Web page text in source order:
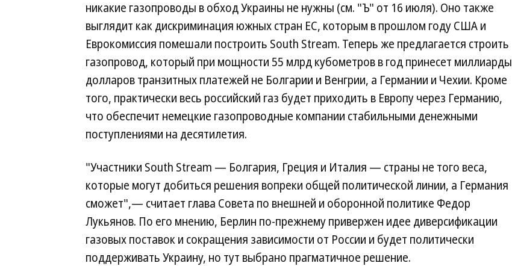
никакие газопроводы в обход Украины не нужны (см. "Ъ" от 16 июля). Оно также
выглядит как дискриминация южных стран ЕС, которым в прошлом году США и
Еврокомиссия помешали построить South Stream. Теперь же предлагается строить
газопровод, который при мощности 55 млрд кубометров в год принесет миллиарды
долларов транзитных платежей не Болгарии и Венгрии, а Германии и Чехии. Кроме
того, практически весь российский газ будет приходить в Европу через Германию,
что обеспечит немецкие газопроводные компании стабильными денежными
поступлениями на десятилетия.
"Участники South Stream — Болгария, Греция и Италия — страны не того веса,
которые могут добиться решения вопреки общей политической линии, а Германия
сможет",— считает глава Совета по внешней и оборонной политике Федор
Лукьянов. По его мнению, Берлин по-прежнему привержен идее диверсификации
газовых поставок и сокращения зависимости от России и будет политически
поддерживать Украину, но тут выбрано прагматичное решение.